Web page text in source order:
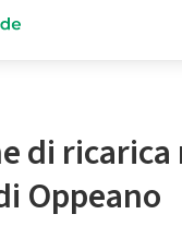
di ricarica
Oppeano